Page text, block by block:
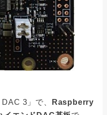
3」で、
Raspberry